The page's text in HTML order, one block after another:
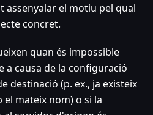
el motiu pel qual
concret.
quan és impossible
causa de la configuració
destinació (p. ex., ja existeix
mateix nom) o si la